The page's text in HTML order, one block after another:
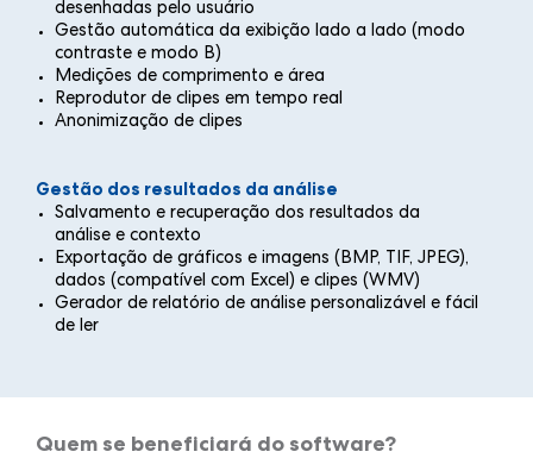
desenhadas pelo usuário
Gestão automática da exibição lado a lado (modo
contraste e modo B)
Medições de comprimento e área
Reprodutor de clipes em tempo real
Anonimização de clipes
Gestão dos resultados da análise
Salvamento e recuperação dos resultados da
análise e contexto
Exportação de gráficos e imagens (BMP, TIF, JPEG),
dados (compatível com Excel) e clipes (WMV)
Gerador de relatório de análise personalizável e fácil
de ler
Quem se beneficiará do software?